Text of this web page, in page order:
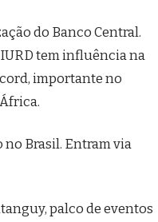
do Banco Central.
tem influência na
importante no
no Brasil. Entram via
palco de eventos